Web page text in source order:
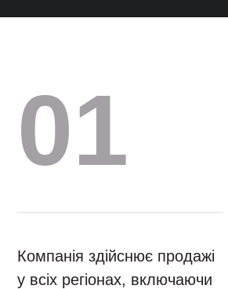
01
Компанія здійснює продажі
у всіх регіонах, включаючи